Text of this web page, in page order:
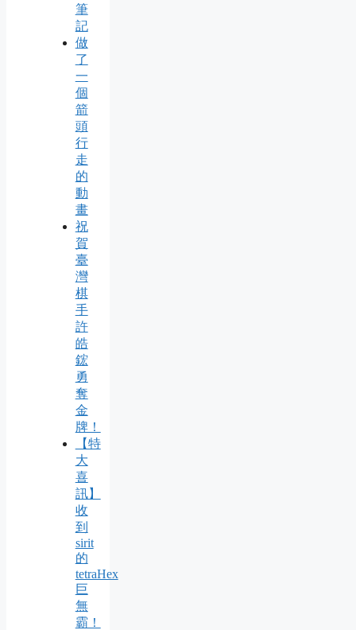
筆
記
做
了
一
個
箭
頭
行
走
的
動
畫
祝
賀
臺
灣
棋
手
許
皓
鋐
勇
奪
金
牌！
【特
大
喜
訊】
收
到
sirit
的
tetraHex
巨
無
霸！